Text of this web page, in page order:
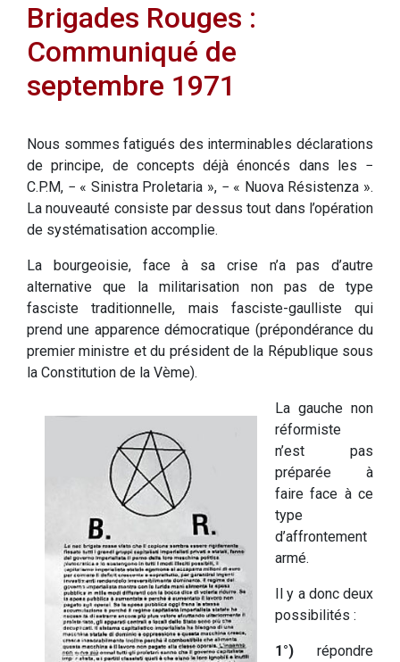
Brigades Rouges :
Communiqué de
septembre 1971
Nous sommes fatigués des interminables déclarations
de principe, de concepts déjà énoncés dans les −
C.P.M, − « Sinistra Proletaria », − « Nuova Résistenza ».
La nouveauté consiste par dessus tout dans l’opération
de systématisation accomplie.
La bourgeoisie, face à sa crise n’a pas d’autre
alternative que la militarisation non pas de type
fasciste traditionnelle, mais fasciste-gaulliste qui
prend une apparence démocratique (prépondérance du
premier ministre et du président de la République sous
la Constitution de la Vème).
La gauche non
réformiste
n’est pas
préparée à
faire face à ce
type
d’affrontement
armé.
Il y a donc deux
possibilités :
1°) répondre